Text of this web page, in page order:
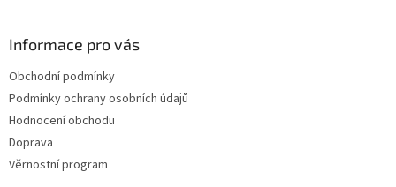
Informace pro vás
Obchodní podmínky
Podmínky ochrany osobních údajů
Hodnocení obchodu
Doprava
Věrnostní program